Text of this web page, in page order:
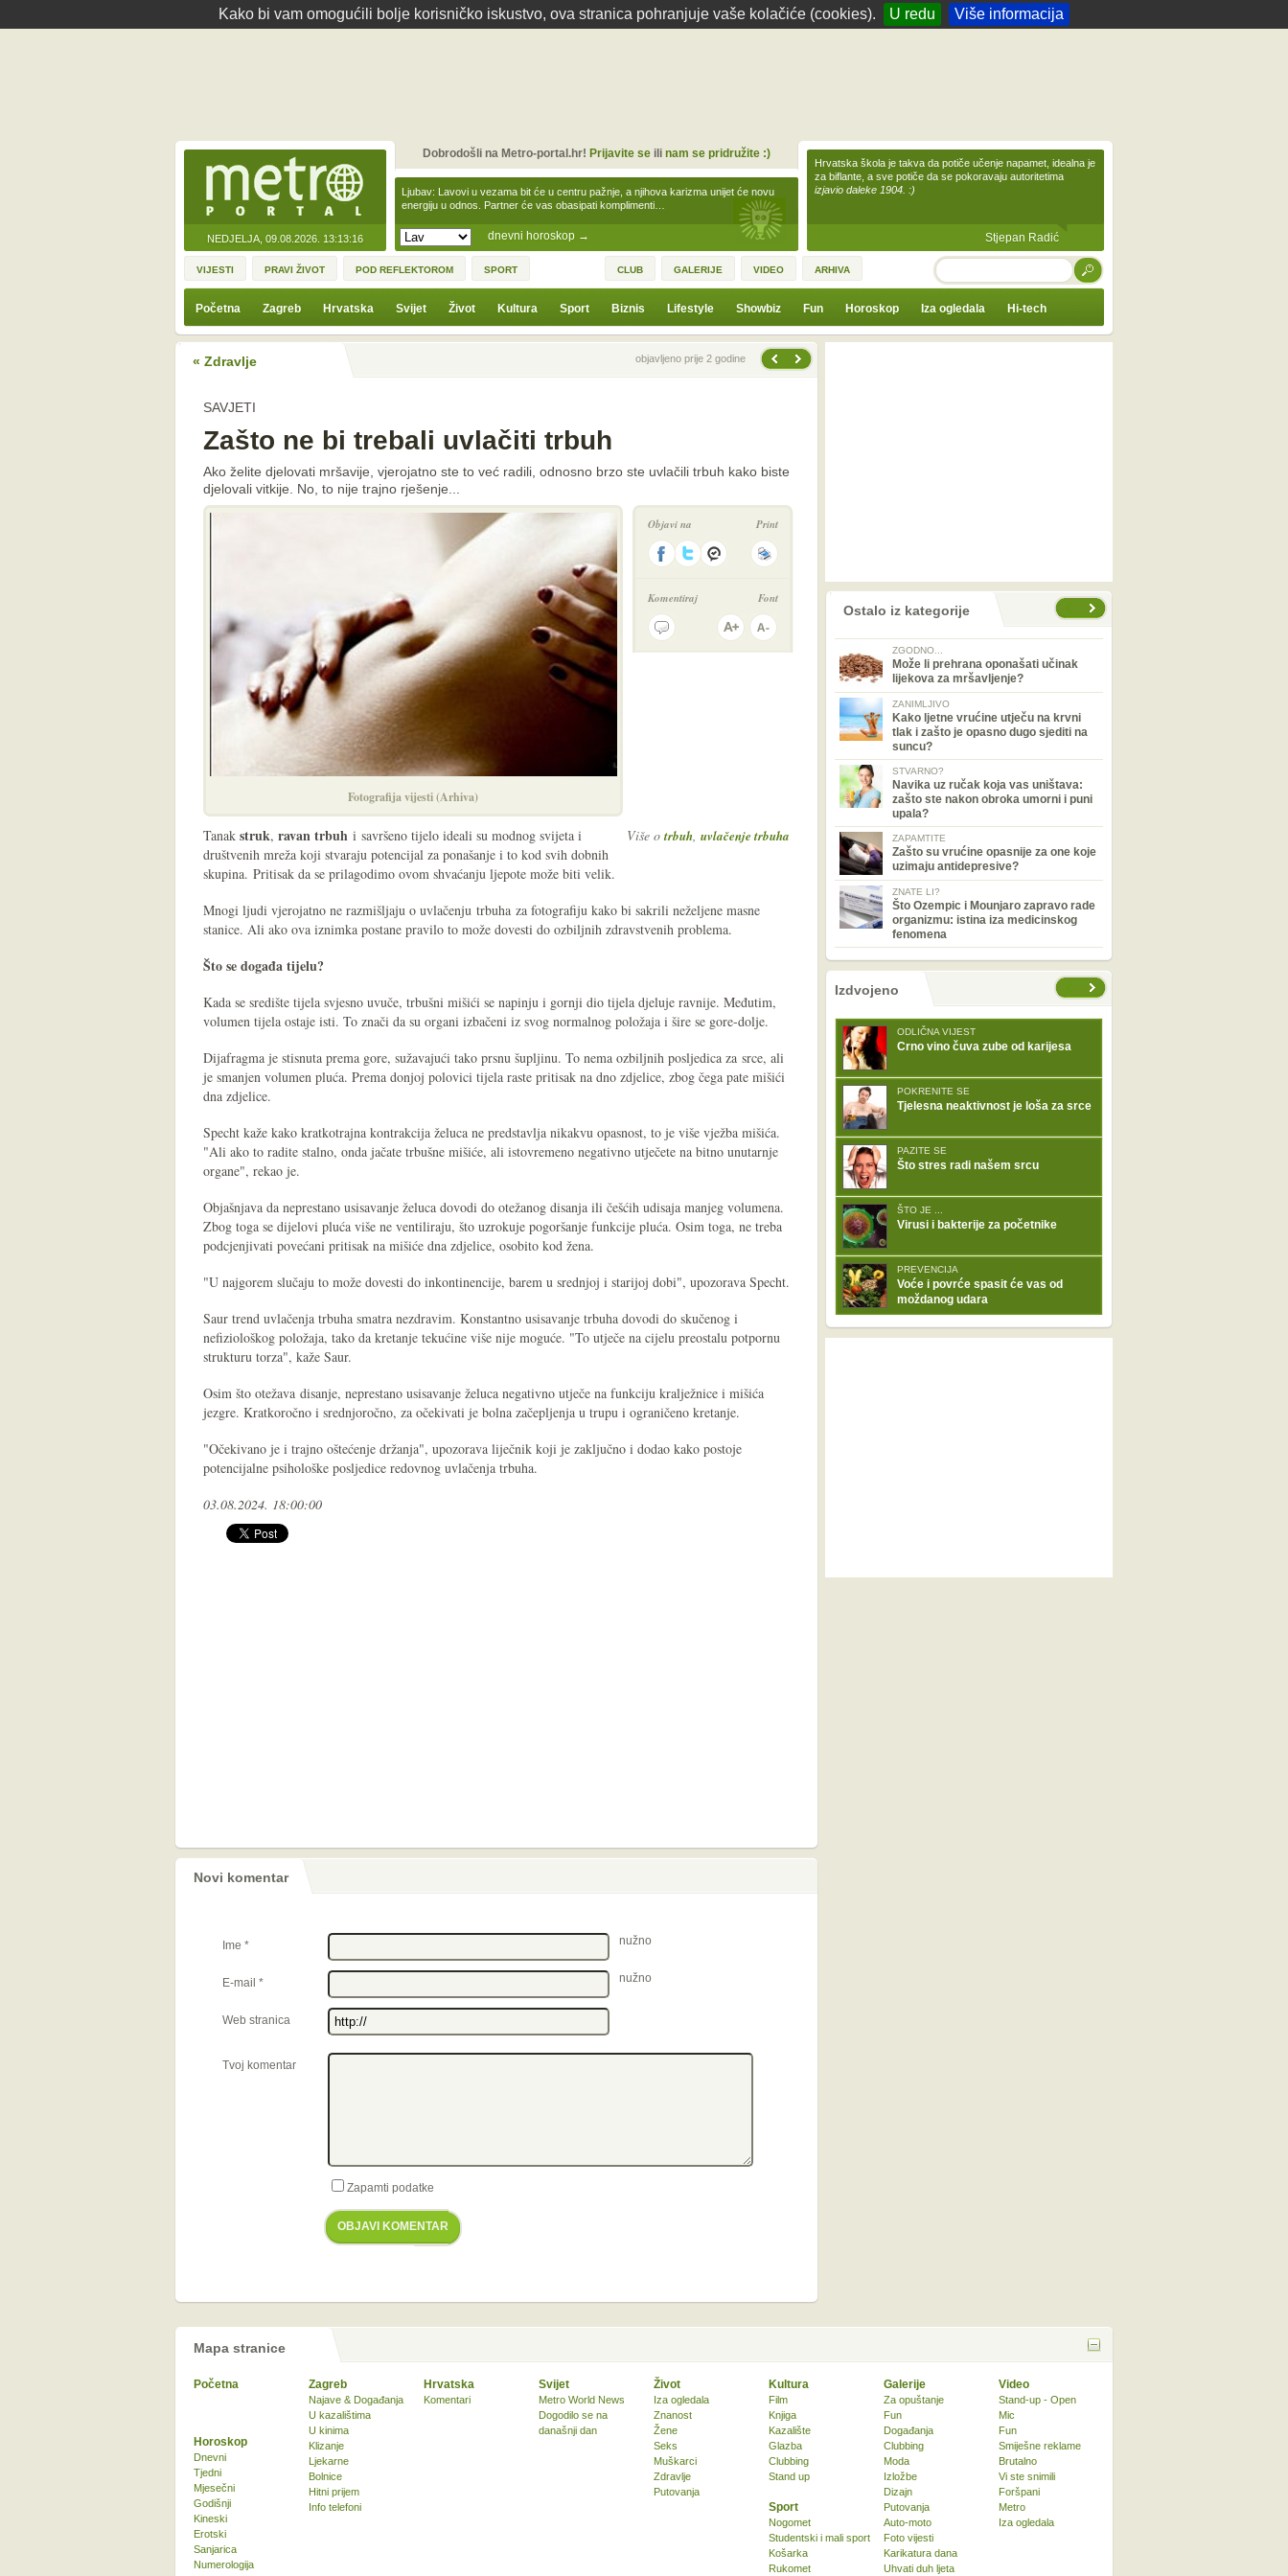
Kako bi vam omogućili bolje korisničko iskustvo, ova stranica pohranjuje vaše kolačiće (cookies). U redu Više informacija
NEDJELJA, 09.08.2026. 13:13:16 dnevni horoskop →
Ljubav: Lavovi u vezama bit će u centru pažnje, a njihova karizma unijet će novu
energiju u odnos. Partner će vas obasipati komplimenti…
Dobrodošli na Metro-portal.hr! Prijavite seili nam se pridružite :)
Hrvatska škola je takva da potiče učenje napamet, idealna je
za biflante, a sve potiče da se pokoravaju autoritetima
izjavio daleke 1904. :)
Stjepan Radić
VIJESTI PRAVI ŽIVOT POD REFLEKTOROM SPORT CLUB GALERIJE VIDEO ARHIVA TRAŽI
Početna Zagreb Hrvatska Svijet Život Kultura Sport Biznis Lifestyle Showbiz Fun Horoskop Iza ogledala Hi-tech
« Zdravlje objavljeno prije 2 godine
SAVJETI
Zašto ne bi trebali uvlačiti trbuh
Ako želite djelovati mršavije, vjerojatno ste to već radili, odnosno brzo ste uvlačili trbuh kako biste
djelovali vitkije. No, to nije trajno rješenje...
Fotografija vijesti (Arhiva)
Objavi na Print
Komentiraj Font
Više o trbuh, uvlačenje trbuha
Tanak struk, ravan trbuh i savršeno tijelo ideali su modnog svijeta i
društvenih mreža koji stvaraju potencijal za ponašanje i to kod svih dobnih
skupina. Pritisak da se prilagodimo ovom shvaćanju ljepote može biti velik.
Mnogi ljudi vjerojatno ne razmišljaju o uvlačenju trbuha za fotografiju kako bi sakrili neželjene masne
stanice. Ali ako ova iznimka postane pravilo to može dovesti do ozbiljnih zdravstvenih problema.
Što se događa tijelu?
Kada se središte tijela svjesno uvuče, trbušni mišići se napinju i gornji dio tijela djeluje ravnije. Međutim,
volumen tijela ostaje isti. To znači da su organi izbačeni iz svog normalnog položaja i šire se gore-dolje.
Dijafragma je stisnuta prema gore, sužavajući tako prsnu šupljinu. To nema ozbiljnih posljedica za srce, ali
je smanjen volumen pluća. Prema donjoj polovici tijela raste pritisak na dno zdjelice, zbog čega pate mišići
dna zdjelice.
Specht kaže kako kratkotrajna kontrakcija želuca ne predstavlja nikakvu opasnost, to je više vježba mišića.
"Ali ako to radite stalno, onda jačate trbušne mišiće, ali istovremeno negativno utječete na bitno unutarnje
organe", rekao je.
Objašnjava da neprestano usisavanje želuca dovodi do otežanog disanja ili češćih udisaja manjeg volumena.
Zbog toga se dijelovi pluća više ne ventiliraju, što uzrokuje pogoršanje funkcije pluća. Osim toga, ne treba
podcjenjivati ​​povećani pritisak na mišiće dna zdjelice, osobito kod žena.
"U najgorem slučaju to može dovesti do inkontinencije, barem u srednjoj i starijoj dobi", upozorava Specht.
Saur trend uvlačenja trbuha smatra nezdravim. Konstantno usisavanje trbuha dovodi do skučenog i
nefiziološkog položaja, tako da kretanje tekućine više nije moguće. "To utječe na cijelu preostalu potpornu
strukturu torza", kaže Saur.
Osim što otežava disanje, neprestano usisavanje želuca negativno utječe na funkciju kralježnice i mišića
jezgre. Kratkoročno i srednjoročno, za očekivati ​​je bolna začepljenja u trupu i ograničeno kretanje.
"Očekivano je i trajno oštećenje držanja", upozorava liječnik koji je zaključno i dodao kako postoje
potencijalne psihološke posljedice redovnog uvlačenja trbuha.
03.08.2024. 18:00:00
Novi komentar
Ime * nužno
E-mail * nužno
Web stranica
Tvoj komentar
Zapamti podatke
OBJAVI KOMENTAR
prethodno Ostalo iz kategorije
ZGODNO...
Može li prehrana oponašati učinak
lijekova za mršavljenje?
ZANIMLJIVO
Kako ljetne vrućine utječu na krvni
tlak i zašto je opasno dugo sjediti na
suncu?
STVARNO?
Navika uz ručak koja vas uništava:
zašto ste nakon obroka umorni i puni
upala?
ZAPAMTITE
Zašto su vrućine opasnije za one koje
uzimaju antidepresive?
ZNATE LI?
Što Ozempic i Mounjaro zapravo rade
organizmu: istina iza medicinskog
fenomena
nema prethodne stranice
sljedećeIzdvojeno
ODLIČNA VIJEST
Crno vino čuva zube od karijesa
POKRENITE SE
Tjelesna neaktivnost je loša za srce
PAZITE SE
Što stres radi našem srcu
ŠTO JE ...
Virusi i bakterije za početnike
PREVENCIJA
Voće i povrće spasit će vas od
moždanog udara
Mapa stranice
Početna Zagreb
Najave & Događanja
U kazalištima
U kinima
Klizanje
Ljekarne
Bolnice
Hitni prijem
Info telefoni
Hrvatska
Komentari
Svijet
Metro World News
Dogodilo se na
današnji dan
Život
Iza ogledala
Znanost
Žene
Seks
Muškarci
Zdravlje
Putovanja
Kultura
Film
Knjiga
Kazalište
Glazba
Clubbing
Stand up
Sport
Nogomet
Studentski i mali sport
Košarka
Rukomet
Horoskop
Dnevni
Tjedni
Mjesečni
Godišnji
Kineski
Erotski
Sanjarica
Numerologija
Galerije
Za opuštanje
Fun
Događanja
Clubbing
Moda
Izložbe
Dizajn
Putovanja
Auto-moto
Foto vijesti
Karikatura dana
Uhvati duh ljeta
Video
Stand-up - Open
Mic
Fun
Smiješne reklame
Brutalno
Vi ste snimili
Foršpani
Metro
Iza ogledala